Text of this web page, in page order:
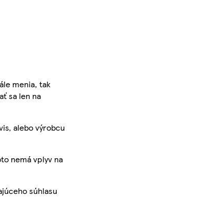
menia, tak
sa len na
alebo výrobcu
nemá vplyv na
súhlasu